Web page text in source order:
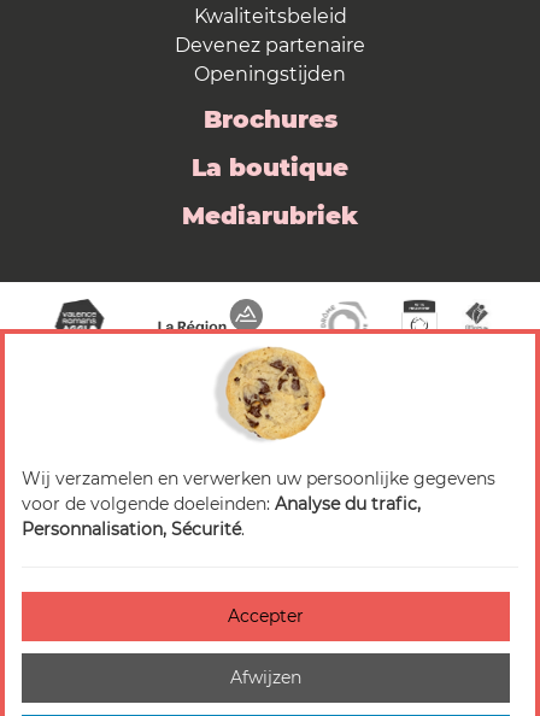
Kwaliteitsbeleid
Devenez partenaire
Openingstijden
Brochures
La boutique
Mediarubriek
© 2026 Valence Romans Tourisme — Alle rechten
voorbehouden
Titels
Accessibilité : non-conforme
Beheer van cookies
Wij verzamelen en verwerken uw persoonlijke gegevens
voor de volgende doeleinden: Analyse du trafic,
Personnalisation, Sécurité.
Accepter
Afwijzen